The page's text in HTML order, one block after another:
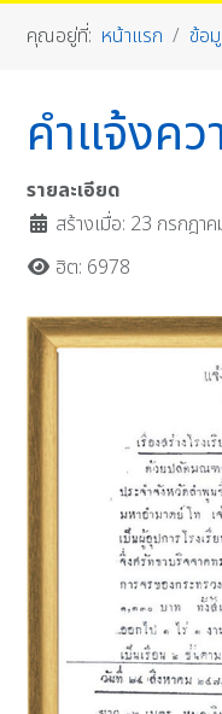
คุณอยู่ที่: หน้าแรก ข้อ
คำแจ้งคว
รายละเอียด
สร้างเมื่อ: 23 กรกฎา
ฮิต: 6978